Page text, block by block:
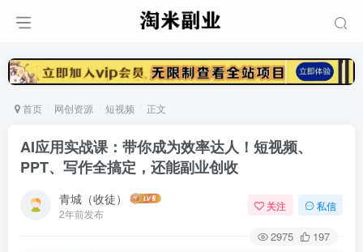
首页 网创资源 短视频 正文
AI应用实战课：带你成为效率达人！短视频、
PPT、写作全搞定，还能副业创收
青城（收徒）
2年前发布
关注 私信
2975 197